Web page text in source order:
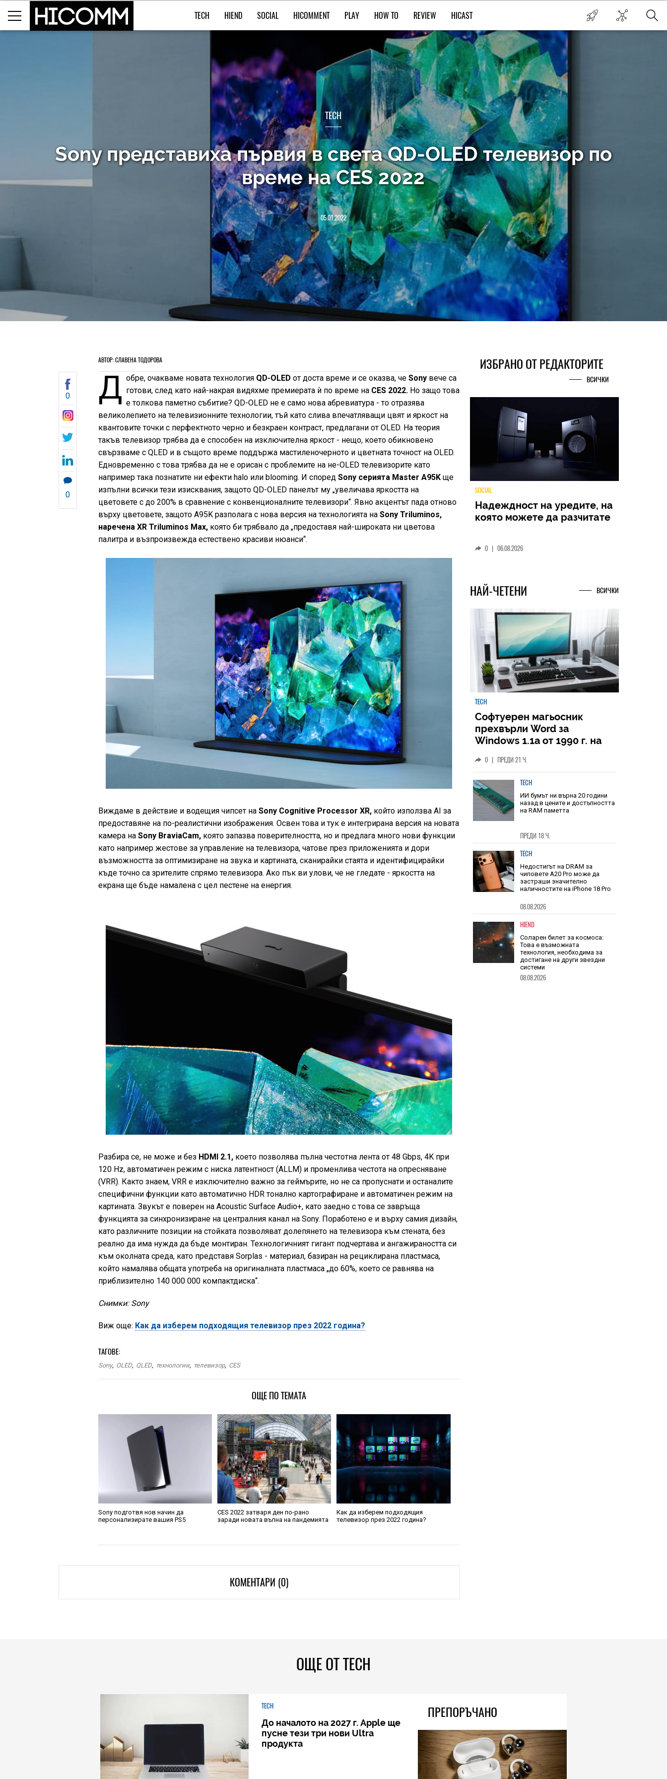
TECH HIEND SOCIAL HICOMMENT PLAY HOW TO REVIEW HICAST
TECH
Sony представиха първия в света QD-OLED телевизор по
време на CES 2022
05.01.2022
АВТОР: СЛАВЕНА ТОДОРОВА
0
0
Д обре, очакваме новата технология QD-OLED от доста време и се оказва, че Sonyвече са
готови, след като най-накрая видяхме премиерата ѝ по време на CES 2022.Но защо това
е толкова паметно събитие? QD-OLED не е само нова абревиатура - то отразява
великолепието на телевизионните технологии, тъй като слива впечатляващи цвят и яркост на
квантовите точки с перфектното черно и безкраен контраст, предлагани от OLED. На теория
такъв телевизор трябва да е способен на изключителна яркост - нещо, което обикновено
свързваме с QLED и в същото време поддържа мастиленочерното и цветната точност на OLED.
Едновременно с това трябва да не е орисан с проблемите на не-OLED телевизорите като
например така познатите ни ефекти halo или blooming. И според Sony серията Master A95K ще
изпълни всички тези изисквания, защото QD-OLED панелът му „увеличава яркостта на
цветовете с до 200% в сравнение с конвенционалните телевизори“. Явно акцентът пада отново
върху цветовете, защото A95K разполага с нова версия на технологията наSony Triluminos,
наречена XR Triluminos Max, която би трябвало да „предоставя най-широката ни цветова
палитра и възпроизвежда естествено красиви нюанси“.
Виждаме в действие и водещия чипсет наSony Cognitive Processor XR, който използва AI за
предоставяне на по-реалистични изображения. Освен това и тук е интегрирана версия на новата
камера наSony BraviaCam, която запазва поверителността, но и предлага много нови функции
като например жестове за управление на телевизора, чатове през приложенията и дори
възможността за оптимизиране на звука и картината, сканирайки стаята и идентифицирайки
къде точно са зрителите спрямо телевизора. Ако пък ви улови, че не гледате - яркостта на
екрана ще бъде намалена с цел пестене на енергия.
Разбира се, не може и без HDMI 2.1, което позволява пълна честотна лента от 48 Gbps, 4K при
120 Hz, автоматичен режим с ниска латентност (ALLM) и променлива честота на опресняване
(VRR). Както знаем, VRR е изключително важно за геймърите, но не са пропуснати и останалите
специфични функции като автоматично HDR тонално картографиране и автоматичен режим на
картината. Звукът е поверен на Acoustic Surface Audio+, като заедно с това се завръща
функцията за синхронизиране на централния канал на Sony. Поработено е и върху самия дизайн,
като различните позиции на стойката позволяват долепянето на телевизора към стената, без
реално да има нужда да бъде монтиран. Технологичният гигант подчертава и ангажираността си
към околната среда, като представя Sorplas - материал, базиран на рециклирана пластмаса,
който намалява общата употреба на оригиналната пластмаса „до 60%, което се равнява на
приблизително 140 000 000 компактдиска“.
Снимки: Sony
Виж още: Как да изберем подходящия телевизор през 2022 година?
ТАГОВЕ:
Sony, OLED, QLED, технологии, телевизор, CES
ОЩЕ ПО ТЕМАТА
Sony подготвя нов начин да
персонализирате вашия PS5
CES 2022 затваря ден по-рано
заради новата вълна на пандемията
Как да изберем подходящия
телевизор през 2022 година?
КОМЕНТАРИ (0)
ИЗБРАНО ОТ РЕДАКТОРИТЕ
ВСИЧКИ
TECH
Ultra – ново име, познато
НАЙ-ЧЕТЕНИ ВСИЧКИ
TECH
Софтуерен магьосник
прехвърли Word за
Windows 11
0 | ПРЕДИ 21 Ч.
TECH
на RAM паметта
ПРЕДИ 18 Ч.
TECH
застраши значително
наличностите на iPhone 18 Pro
08.08.2026
HIEND
Соларен билет за космоса:
технология, необходима за
ОЩЕ ОТ TECH
TECH
До началото на 2027 г. Apple ще
пусне тези три нови Ultra
продукта
ПРЕПОРЪЧАНО